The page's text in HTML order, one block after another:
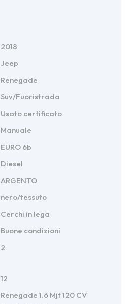
2018
Jeep
Renegade
Suv/Fuoristrada
Usato certificato
Manuale
EURO 6b
Diesel
ARGENTO
nero/tessuto
Cerchi in lega
Buone condizioni
2
12
Renegade 1.6 Mjt 120 CV